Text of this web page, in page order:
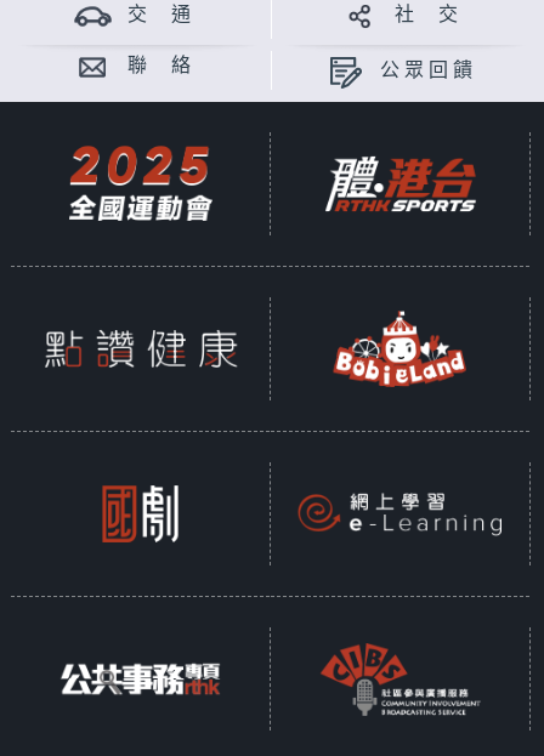
交 通 社 交
聯 絡 公眾回饋